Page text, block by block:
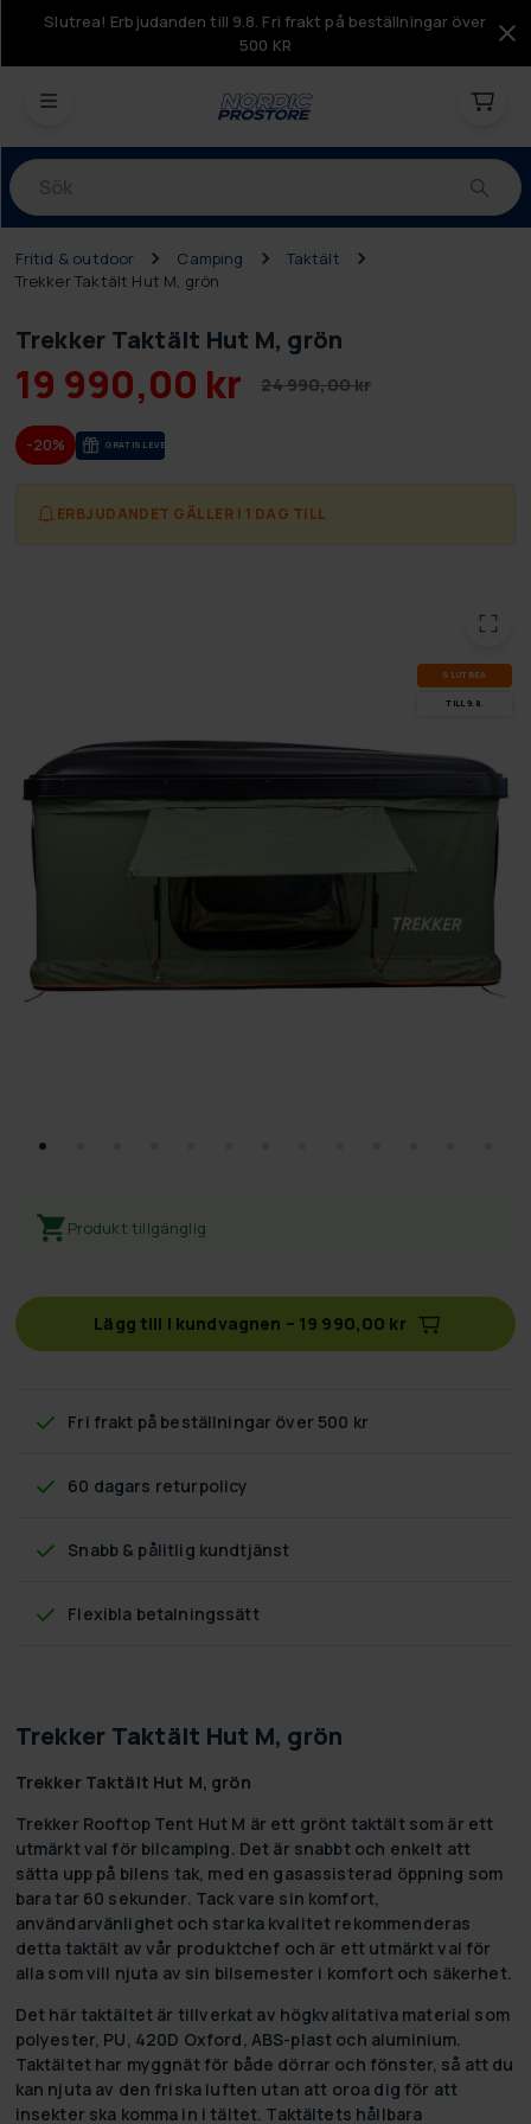
Slutrea! Erbjudanden till 9.8. Fri frakt på beställningar över
500 KR
Produkter
Fritid & outdoor Camping
Taktält
Trekker Taktält Hut M, grön
Trekker Taktält Hut M, grön
19 990,00 kr 24 990,00 kr
-20% GRA­TIS LE­VE­RANS
ERBJUDANDET GÄLLER I 1 DAG TILL
SLUT­REA
TILL 9.8.
Produkt tillgänglig
Lägg till i kundvagnen – 19 990,00 kr
Fri frakt på beställningar över 500 kr
60 dagars returpolicy
Snabb & pålitlig kundtjänst
Flexibla betalningssätt
Trekker Taktält Hut M, grön
Trekker Taktält Hut M, grön
Trekker Rooftop Tent Hut M är ett grönt taktält som är ett
utmärkt val för bilcamping. Det är snabbt och enkelt att
sätta upp på bilens tak, med en gasassisterad öppning som
bara tar 60 sekunder. Tack vare sin komfort,
användarvänlighet och starka kvalitet rekommenderas
detta taktält av vår produktchef och är ett utmärkt val för
alla som vill njuta av sin bilsemester i komfort och säkerhet.
Det här taktältet är tillverkat av högkvalitativa material som
polyester, PU, 420D Oxford, ABS-plast och aluminium.
Taktältet har myggnät för både dörrar och fönster, så att du
kan njuta av den friska luften utan att oroa dig för att
insekter ska komma in i tältet. Taktältets hållbara